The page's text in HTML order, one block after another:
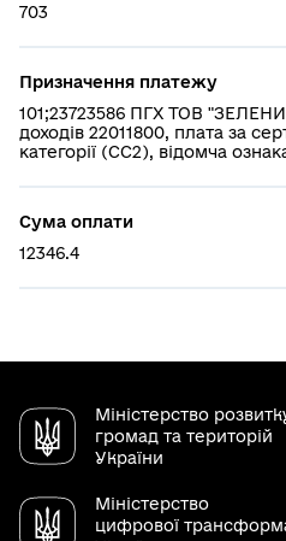
703
Призначення платежу
101;23723586 ПГХ ТОВ
доходів 22011800, плата за
категорії (СС2), відомча
Cума оплати
12346.4
Міністерство
громад та територій
України
Міністерство
цифрової